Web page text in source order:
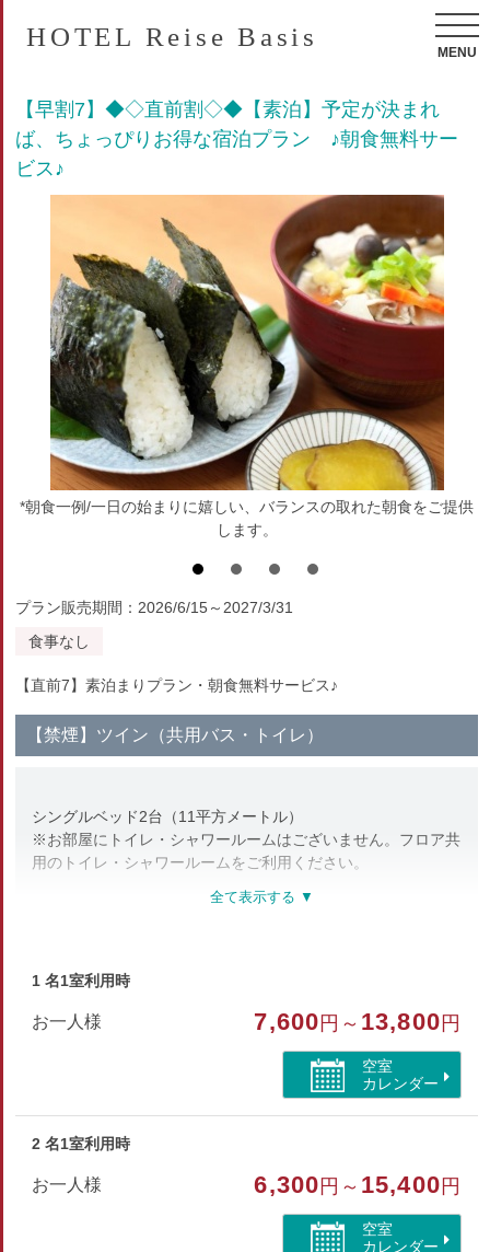
HOTEL Reise Basis
MENU
【早割7】◆◇直前割◇◆【素泊】予定が決まれ
ば、ちょっぴりお得な宿泊プラン ♪朝食無料サー
ビス♪
*朝食一例/一日の始まりに嬉しい、バランスの取れた朝食をご提供
します。
プラン販売期間：2026/6/15～2027/3/31
食事なし
【直前7】素泊まりプラン・朝食無料サービス♪
【禁煙】ツイン（共用バス・トイレ）
シングルベッド2台（11平方メートル）
※お部屋にトイレ・シャワールームはございません。フロア共
用のトイレ・シャワールームをご利用ください。
洋室（ツイン）
禁煙/インターネットができる部屋/バリアフリー
1 名1室利用時
お一人様 7,600 円～ 13,800 円
空室
カレンダー
2 名1室利用時
お一人様 6,300 円～ 15,400 円
空室
カレンダー